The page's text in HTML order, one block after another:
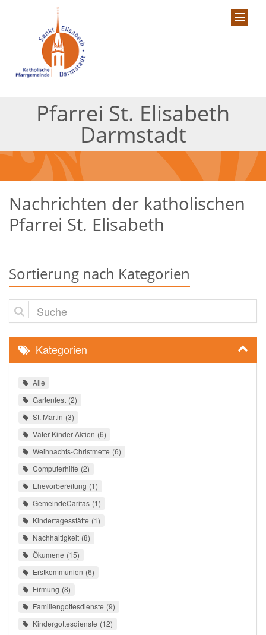
Pfarrei St. Elisabeth
Darmstadt
Nachrichten der katholischen
Pfarrei St. Elisabeth
Sortierung nach Kategorien
Suche
Kategorien
Alle
Gartenfest 2
St. Martin 3
Väter-Kinder-Aktion 6
Weihnachts-Christmette 6
Computerhilfe 2
Ehevorbereitung 1
GemeindeCaritas 1
Kindertagesstätte 1
Nachhaltigkeit 8
Ökumene 15
Erstkommunion 6
Firmung 8
Familiengottesdienste 9
Kindergottesdienste 12